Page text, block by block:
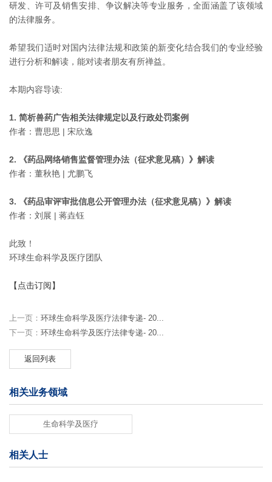
研发、许可及销售安排、争议解决等专业服务，全面涵盖了该领域
的法律服务。
希望我们适时对国内法律法规和政策的新变化结合我们的专业经验
进行分析和解读，能对读者朋友有所禅益。
本期内容导读:
1. 简析兽药广告相关法律规定以及行政处罚案例
作者：曹思思 | 宋欣逸
2. 《药品网络销售监督管理办法（征求意见稿）》解读
作者：董秋艳 | 尤鹏飞
3. 《药品审评审批信息公开管理办法（征求意见稿）》解读
作者：刘展 | 蒋垚钰
此致！
环球生命科学及医疗团队
【点击订阅】
上一页： 环球生命科学及医疗法律专递- 20...
下一页： 环球生命科学及医疗法律专递- 20...
返回列表
相关业务领域
生命科学及医疗
相关人士